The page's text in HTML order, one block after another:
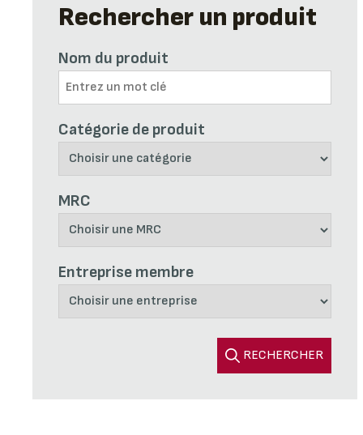
Rechercher un produit
Nom du produit
Catégorie de produit
MRC
Entreprise membre
RECHERCHER